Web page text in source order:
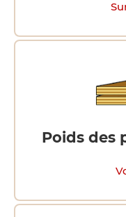
Poids des